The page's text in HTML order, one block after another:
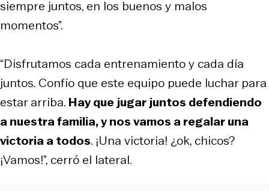
siempre juntos, en los buenos y malos
momentos”.
“Disfrutamos cada entrenamiento y cada día
juntos. Confío que este equipo puede luchar para
estar arriba. Hay que jugar juntos defendiendo
a nuestra familia, y nos vamos a regalar una
victoria a todos. ¡Una victoria! ¿ok, chicos?
¡Vamos!”, cerró el lateral.